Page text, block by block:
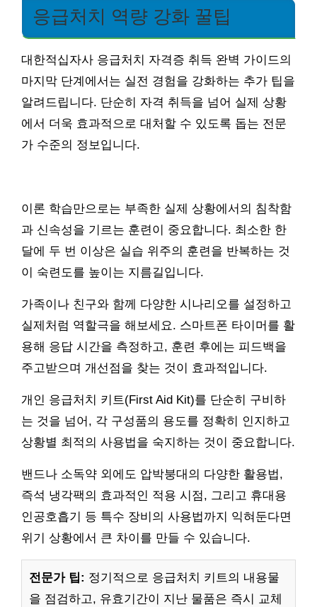
응급처치 역량 강화 꿀팁
대한적십자사 응급처치 자격증 취득 완벽 가이드의
마지막 단계에서는 실전 경험을 강화하는 추가 팁을
알려드립니다. 단순히 자격 취득을 넘어 실제 상황
에서 더욱 효과적으로 대처할 수 있도록 돕는 전문
가 수준의 정보입니다.
이론 학습만으로는 부족한 실제 상황에서의 침착함
과 신속성을 기르는 훈련이 중요합니다. 최소한 한
달에 두 번 이상은 실습 위주의 훈련을 반복하는 것
이 숙련도를 높이는 지름길입니다.
가족이나 친구와 함께 다양한 시나리오를 설정하고
실제처럼 역할극을 해보세요. 스마트폰 타이머를 활
용해 응답 시간을 측정하고, 훈련 후에는 피드백을
주고받으며 개선점을 찾는 것이 효과적입니다.
개인 응급처치 키트(First Aid Kit)를 단순히 구비하
는 것을 넘어, 각 구성품의 용도를 정확히 인지하고
상황별 최적의 사용법을 숙지하는 것이 중요합니다.
밴드나 소독약 외에도 압박붕대의 다양한 활용법,
즉석 냉각팩의 효과적인 적용 시점, 그리고 휴대용
인공호흡기 등 특수 장비의 사용법까지 익혀둔다면
위기 상황에서 큰 차이를 만들 수 있습니다.
전문가 팁: 정기적으로 응급처치 키트의 내용물
을 점검하고, 유효기간이 지난 물품은 즉시 교체